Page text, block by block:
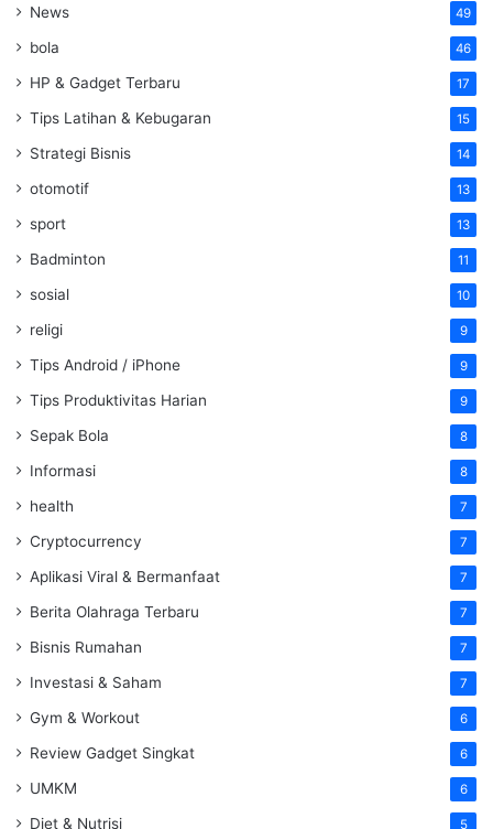
News 49
bola 46
HP & Gadget Terbaru 17
Tips Latihan & Kebugaran 15
Strategi Bisnis 14
otomotif 13
sport 13
Badminton 11
sosial 10
religi 9
Tips Android / iPhone 9
Tips Produktivitas Harian 9
Sepak Bola 8
Informasi 8
health 7
Cryptocurrency 7
Aplikasi Viral & Bermanfaat 7
Berita Olahraga Terbaru 7
Bisnis Rumahan 7
Investasi & Saham 7
Gym & Workout 6
Review Gadget Singkat 6
UMKM 6
Diet & Nutrisi 5